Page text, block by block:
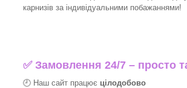
карнизів за індивідуальними побажаннями!​
✅Замовлення 24/7 – просто
🕘 Наш сайт працює цілодобово